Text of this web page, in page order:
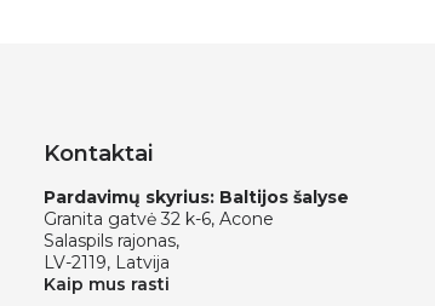
Kontaktai
Pardavimų skyrius: Baltijos šalyse
Granita gatvė 32 k-6, Acone
Salaspils rajonas,
LV-2119, Latvija
Kaip mus rasti